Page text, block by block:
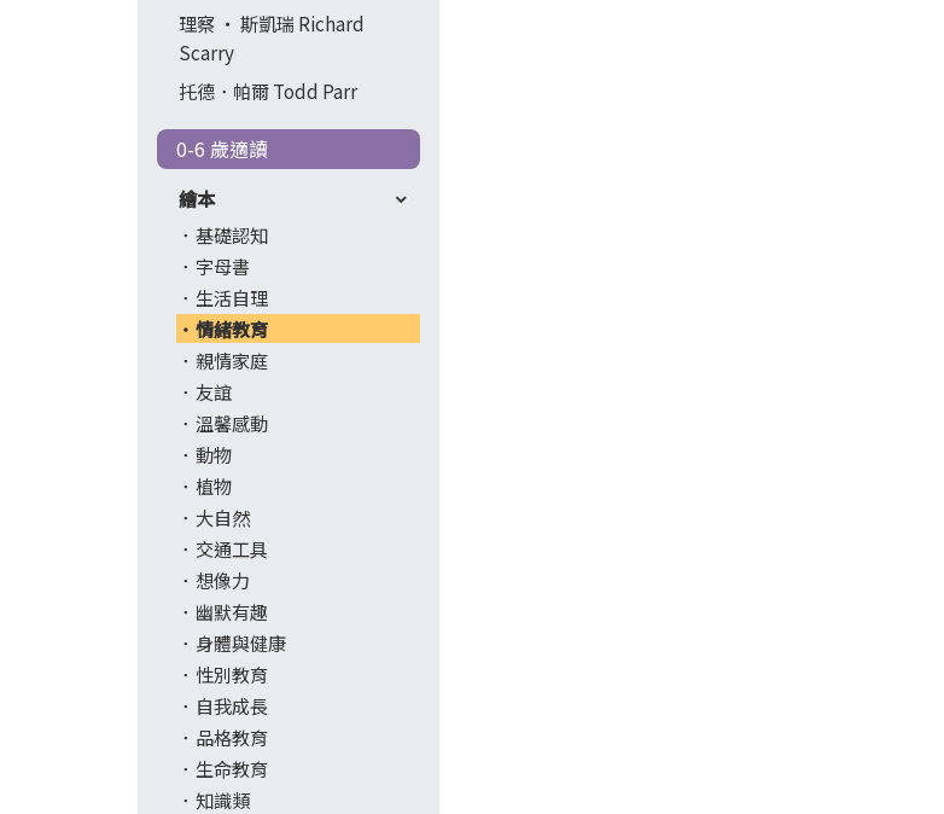
理察 ‧ 斯凱瑞 Richard
Scarry
托德．帕爾 Todd Parr
0-6 歲適讀
繪本
基礎認知
字母書
生活自理
情緒教育
親情家庭
友誼
溫馨感動
動物
植物
大自然
交通工具
想像力
幽默有趣
身體與健康
性別教育
自我成長
品格教育
生命教育
知識類